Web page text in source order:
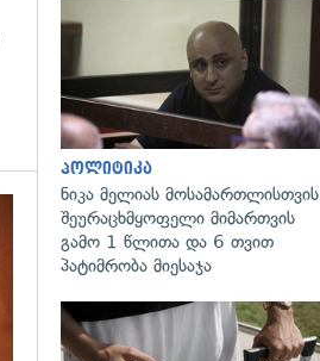
პოლიტიკა
ნიკა მელიას მოსამართლისთვის
შეურაცხმყოფელი მიმართვის
გამო 1 წლითა და 6 თვით
პატიმრობა მიესაჯა